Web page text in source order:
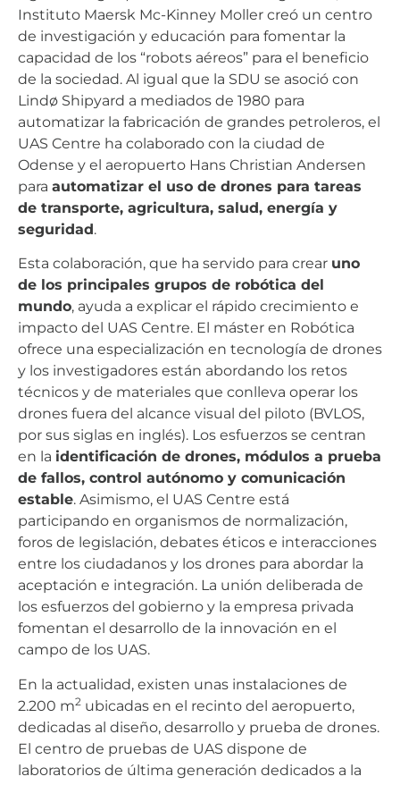
Instituto Maersk Mc-Kinney Moller creó un centro
de investigación y educación para fomentar la
capacidad de los “robots aéreos” para el beneficio
de la sociedad. Al igual que la SDU se asoció con
Lindø Shipyard a mediados de 1980 para
automatizar la fabricación de grandes petroleros, el
UAS Centre ha colaborado con la ciudad de
Odense y el aeropuerto Hans Christian Andersen
para automatizar el uso de drones para tareas
de transporte, agricultura, salud, energía y
seguridad.
Esta colaboración, que ha servido para crear uno
de los principales grupos de robótica del
mundo, ayuda a explicar el rápido crecimiento e
impacto del UAS Centre. El máster en Robótica
ofrece una especialización en tecnología de drones
y los investigadores están abordando los retos
técnicos y de materiales que conlleva operar los
drones fuera del alcance visual del piloto (BVLOS,
por sus siglas en inglés). Los esfuerzos se centran
en la identificación de drones, módulos a prueba
de fallos, control autónomo y comunicación
estable. Asimismo, el UAS Centre está
participando en organismos de normalización,
foros de legislación, debates éticos e interacciones
entre los ciudadanos y los drones para abordar la
aceptación e integración. La unión deliberada de
los esfuerzos del gobierno y la empresa privada
fomentan el desarrollo de la innovación en el
campo de los UAS.
En la actualidad, existen unas instalaciones de
2.200 m2 ubicadas en el recinto del aeropuerto,
dedicadas al diseño, desarrollo y prueba de drones.
El centro de pruebas de UAS dispone de
laboratorios de última generación dedicados a la